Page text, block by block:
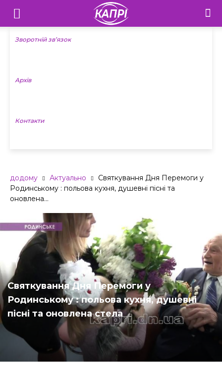
Телебачення
«Капрі»
Новини
Зворотній зв’язок
Архів
Контакти
додому Актуально
Святкування Дня Перемоги у
Родинському : польова кухня, душевні пісні та
оновлена...
Святкування Дня Перемоги у
Родинському : польова кухня, душевні
пісні та оновлена стела